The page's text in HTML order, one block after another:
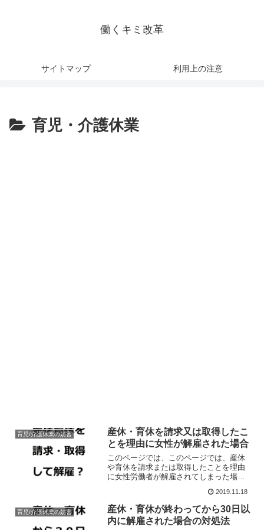
働くキミ改革
サイトマップ 利用上の注意
育児・介護休業
育児/介護休業の妨害
産休・育休を請求又は取得したこ
とを理由に女性が解雇された場合
このページでは、このページでは、産休
や育休を請求または取得したことを理由
に女性労働者が解雇されてしまった場合
2019.11.18
育児/介護休業の妨害
産休・育休が終わってから30日以
内に解雇された場合の対処法